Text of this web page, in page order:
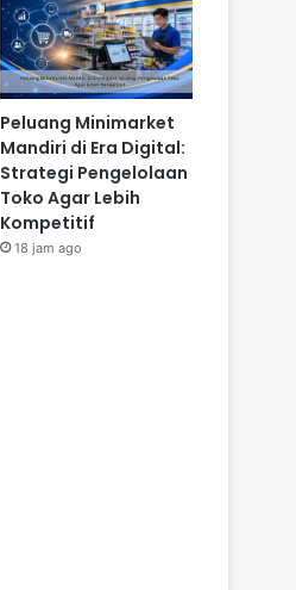
Peluang Minimarket
Mandiri di Era Digital:
Strategi Pengelolaan
Toko Agar Lebih
Kompetitif
18 jam ago